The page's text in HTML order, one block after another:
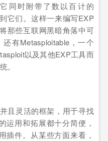
同时附带了数以百计的
它们。这样一来编写EXP
那些互联网黑暗角落中可
有Metasploitable，一个
以及其他EXP工具而
。
且灵活的框架，用于寻找
运用和拓展都十分简便，
插件。从某些方面来看，